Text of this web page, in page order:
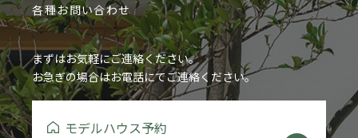
各種お問い合わせ
まずはお気軽にご連絡ください。
お急ぎの場合はお電話にてご連絡ください。
モデルハウス予約